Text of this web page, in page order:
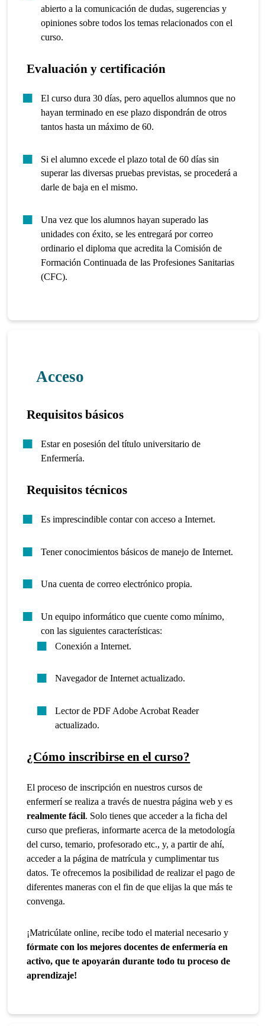
abierto a la comunicación de dudas, sugerencias y
opiniones sobre todos los temas relacionados con el
curso.
Evaluación y certificación
El curso dura 30 días, pero aquellos alumnos que no
hayan terminado en ese plazo dispondrán de otros
tantos hasta un máximo de 60.
Si el alumno excede el plazo total de 60 días sin
superar las diversas pruebas previstas, se procederá a
darle de baja en el mismo.
Una vez que los alumnos hayan superado las
unidades con éxito, se les entregará por correo
ordinario el diploma que acredita la Comisión de
Formación Continuada de las Profesiones Sanitarias
(CFC).
Acceso
Requisitos básicos
Estar en posesión del título universitario de
Enfermería.
Requisitos técnicos
Es imprescindible contar con acceso a Internet.
Tener conocimientos básicos de manejo de Internet.
Una cuenta de correo electrónico propia.
Un equipo informático que cuente como mínimo,
con las siguientes características:
Conexión a Internet.
Navegador de Internet actualizado.
Lector de PDF Adobe Acrobat Reader
actualizado.
¿Cómo inscribirse en el curso?
El proceso de inscripción en nuestros cursos de
enfermerí se realiza a través de nuestra página web y es
realmente fácil. Solo tienes que acceder a la ficha del
curso que prefieras, informarte acerca de la metodología
del curso, temario, profesorado etc., y, a partir de ahí,
acceder a la página de matrícula y cumplimentar tus
datos. Te ofrecemos la posibilidad de realizar el pago de
diferentes maneras con el fin de que elijas la que más te
convenga.
¡Matricúlate online, recibe todo el material necesario y
fórmate con los mejores docentes de enfermería en
activo, que te apoyarán durante todo tu proceso de
aprendizaje!